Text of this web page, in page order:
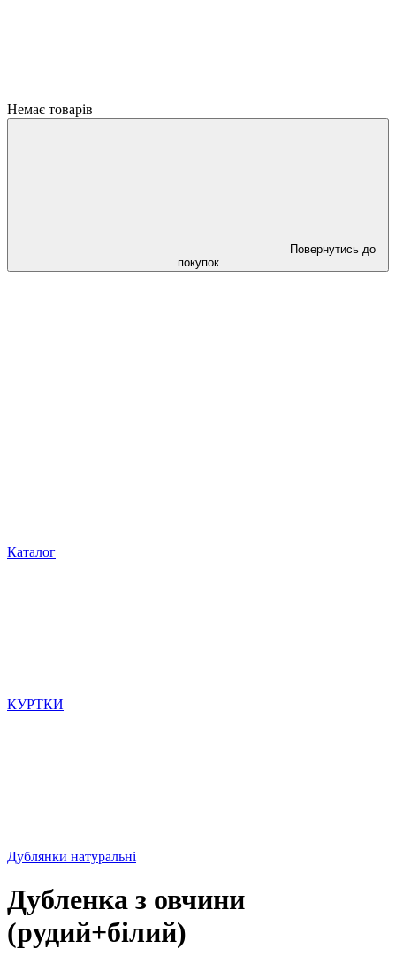
Немає товарів
Повернутись до
покупок
Каталог
КУРТКИ
Дублянки натуральні
Дубленка з овчини
(рудий+білий)